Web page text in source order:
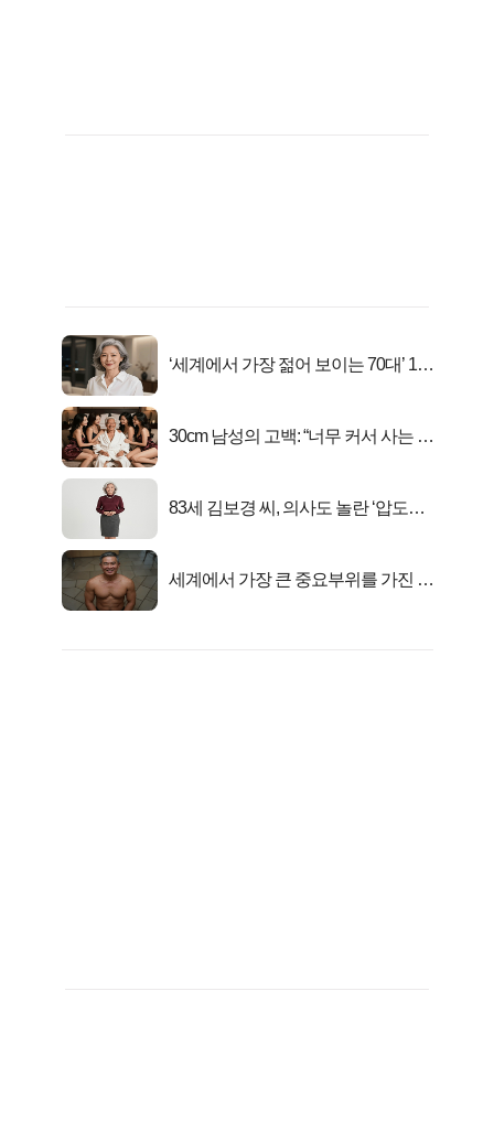
‘세계에서 가장 젊어 보이는 70대’ 1위
30cm 남성의 고백: “너무 커서 사는 게
83세 김보경 씨, 의사도 놀란 ‘압도적
세계에서 가장 큰 중요부위를 가진 남